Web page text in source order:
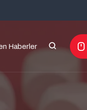
Haberler